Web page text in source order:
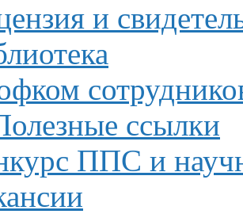
и
ссылки
ППС и